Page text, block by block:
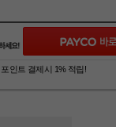
포인트 결제시 1% 적립!